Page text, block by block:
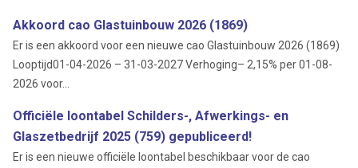
Akkoord cao Glastuinbouw 2026 (1869)
Er is een akkoord voor een nieuwe cao Glastuinbouw 2026 (1869)
Looptijd01-04-2026 – 31-03-2027 Verhoging– 2,15% per 01-08-
2026 voor...
Officiële loontabel Schilders-, Afwerkings- en
Glaszetbedrijf 2025 (759) gepubliceerd!
Er is een nieuwe officiële loontabel beschikbaar voor de cao